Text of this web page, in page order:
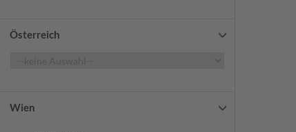
Österreich
Wien